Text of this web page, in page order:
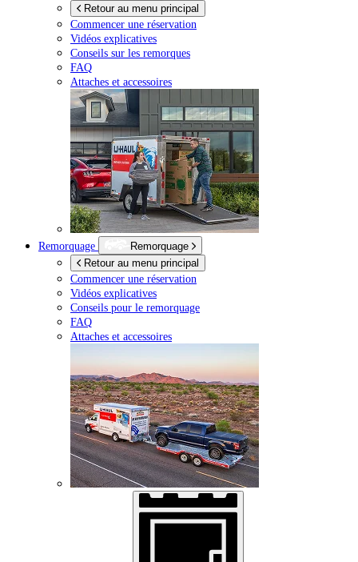
Retour au menu principal
Commencer une réservation
Vidéos explicatives
Conseils sur les remorques
FAQ
Attaches et accessoires
Remorquage
Remorquage
Retour au menu principal
Commencer une réservation
Vidéos explicatives
Conseils pour le remorquage
FAQ
Attaches et accessoires